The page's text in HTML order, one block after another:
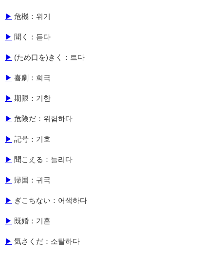
▶ 危機：위기
▶ 聞く：듣다
▶ (ため口を)きく：트다
▶ 喜劇：희극
▶ 期限：기한
▶ 危険だ：위험하다
▶ 記号：기호
▶ 聞こえる：들리다
▶ 帰国：귀국
▶ ぎこちない：어색하다
▶ 既婚：기혼
▶ 気さくだ：소탈하다